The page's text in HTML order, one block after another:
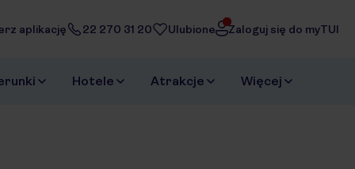
aplikację 22 270 31 20 Ulubione Zaloguj się do myTUI
Hotele Atrakcje Więcej